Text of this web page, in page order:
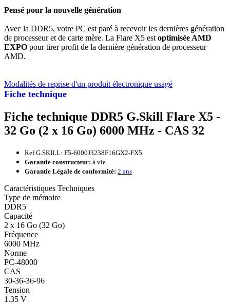
Fiche technique
Pensé pour la nouvelle génération
Avec la DDR5, votre PC est paré à recevoir les dernières génération
de processeur et de carte mère. La Flare X5 est optimisée AMD
EXPO pour tirer profit de la dernière génération de processeur
AMD.
Modalités de reprise d'un produit électronique usagé
Fiche technique DDR5 G.Skill Flare X5 -
32 Go (2 x 16 Go) 6000 MHz - CAS 32
Ref G.SKILL: F5-6000J3238F16GX2-FX5
Garantie constructeur: à vie
Garantie Légale de conformité: 2 ans
Caractéristiques Techniques
Type de mémoire
DDR5
Capacité
2 x 16 Go (32 Go)
Fréquence
6000 MHz
Norme
PC-48000
CAS
30-36-36-96
Tension
1.35 V